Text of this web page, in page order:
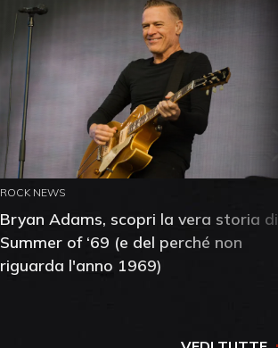
ROCK NEWS
Bryan Adams, scopri la vera storia di
Summer of ‘69 (e del perché non
riguarda l'anno 1969)